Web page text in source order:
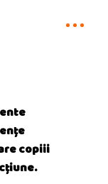
copiii